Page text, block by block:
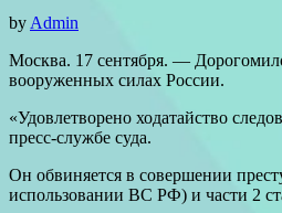
byAdmin
Москва. 17 сентября. —
вооруженных силах России.
«Удовлетворено ходатайство
пресс-службе суда.
Он обвиняется в совершении
использовании ВС РФ) и части 2